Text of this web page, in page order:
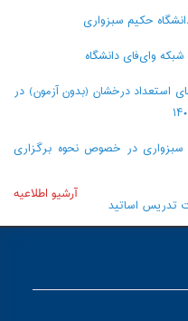
شبکه وای‌فای دانشگاه
استعداد درخشان (بدون آزمون) در
سبزواری در خصوص نحوه برگزاری
تدریس اساتید
آرشیو اطلاعیه